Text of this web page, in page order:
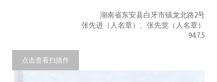
湖南省东安县白牙市镇龙北路2号
张先进（人名章）、张先觉（人名章）
94.7.5